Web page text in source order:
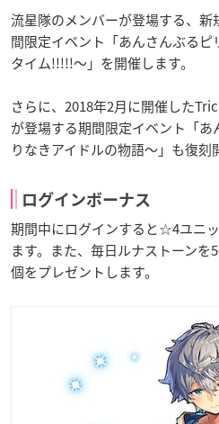
流星隊のメンバーが登場する、
間限定イベント「あんさんぶる
タイム!!!!!〜」を開催します。
さらに、2018年2月に開催した
が登場する期間限定イベント「
りなきアイドルの物語〜」も復刻
ログインボーナス
期間中にログインすると☆4ユニ
ます。また、毎日ルナストーン
個をプレゼントします。